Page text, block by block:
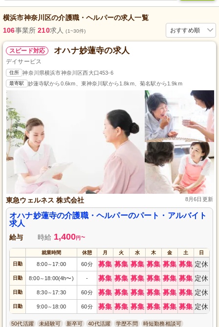
横浜市神奈川区の介護職・ヘルパーの求人一覧
おすすめ順
106事業所 210求人(1~30件)
スピード対応 オハナ妙蓮寺の求人
デイサービス
住所 神奈川県横浜市神奈川区西大口453-6
最寄駅 妙蓮寺駅から0.6km、東神奈川駅から1.8km、菊名駅から1.9km
東急ウェルネス 株式会社 8月6日更新
オハナ妙蓮寺の介護職・ヘルパーのパート・アルバイト
求人
給与 時給 1,400円 ~
就業時間 休憩 月 火 水 木 金 土 日
日勤 8:00～ 17:00 60分 募集 募集 募集 募集 募集 募集 定休
日勤 8:00～ 18:00(4h〜) - 募集 募集 募集 募集 募集 募集 定休
日勤 8:30～ 17:30 60分 募集 募集 募集 募集 募集 募集 定休
日勤 9:00～ 18:00 60分 募集 募集 募集 募集 募集 募集 定休
50代活躍 未経験可 新卒可 40代活躍 学歴不問 時短勤務相談可